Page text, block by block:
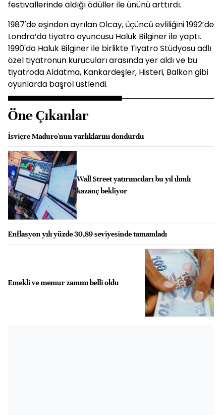
festivallerinde aldığı ödüller ile ününü arttırdı.
1987'de eşinden ayrılan Olcay, üçüncü evliliğini 1992’de
Londra’da tiyatro oyuncusu Haluk Bilginer ile yaptı.
1990'da Haluk Bilginer ile birlikte Tiyatro Stüdyosu adlı
özel tiyatronun kurucuları arasında yer aldı ve bu
tiyatroda Aldatma, Kankardeşler, Histeri, Balkon gibi
oyunlarda başrol üstlendi.
Öne Çıkanlar
İsviçre Maduro'nun varlıklarını dondurdu
Wall Street yatırımcıları bu yıl ılımlı
kazanç bekliyor
Enflasyon yılı yüzde 30,89 seviyesinde tamamladı
Emekli ve memur zammı belli oldu